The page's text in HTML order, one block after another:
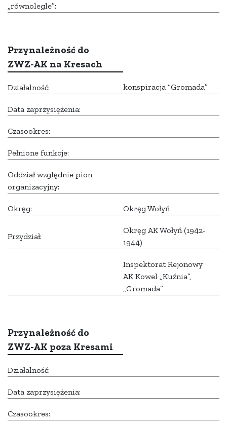
„równolegle”:
Przynależność do
ZWZ-AK na Kresach
Działalność: konspiracja “Gromada”
Data zaprzysiężenia:
Czasookres:
Pełnione funkcje:
Oddział względnie pion
organizacyjny:
Okręg: Okręg Wołyń
Przydział:
Okręg AK Wołyń (1942-
1944)
Inspektorat Rejonowy
AK Kowel „Kuźnia”,
„Gromada”
Przynależność do
ZWZ-AK poza Kresami
Działalność:
Data zaprzysiężenia:
Czasookres: